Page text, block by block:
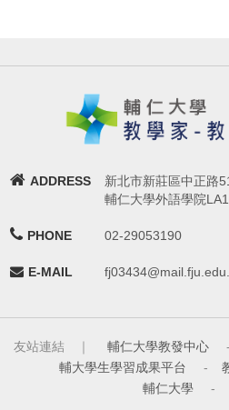
ADDRESS
新北市新莊區中正路
輔仁大學外語學院
PHONE 02-29053190
E-MAIL
友站連結 ｜ 輔仁大學教發中心 -
輔大學生學習成果平台
-
輔仁大學
-